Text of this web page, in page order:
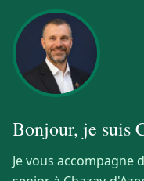
Bonjour, je suis
Je vous accompagne